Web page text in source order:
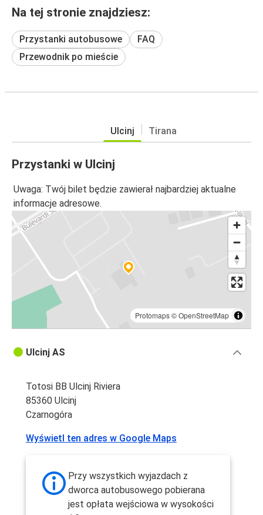
Na tej stronie znajdziesz:
Przystanki autobusowe
FAQ
Przewodnik po mieście
Ulcinj Tirana
Przystanki w Ulcinj
Uwaga: Twój bilet będzie zawierał najbardziej aktualne
informacje adresowe.
Protomaps©OpenStreetMap
Ulcinj AS
Totosi BB Ulcinj Riviera
85360 Ulcinj
Czarnogóra
Wyświetl ten adres w Google Maps
Przy wszystkich wyjazdach z
dworca autobusowego pobierana
jest opłata wejściowa w wysokości